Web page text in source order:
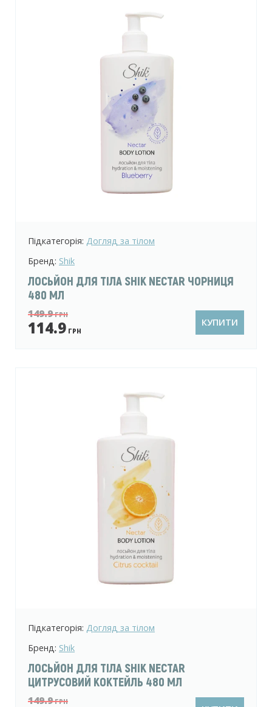
Підкатегорія: Догляд за тілом
Бренд: Shik
ЛОСЬЙОН ДЛЯ ТІЛА SHIK NECTAR ЧОРНИЦЯ
480 МЛ
149.9ГРН
114.9 ГРН
КУПИТИ
Підкатегорія: Догляд за тілом
Бренд: Shik
ЛОСЬЙОН ДЛЯ ТІЛА SHIK NECTAR
ЦИТРУСОВИЙ КОКТЕЙЛЬ 480 МЛ
149.9ГРН